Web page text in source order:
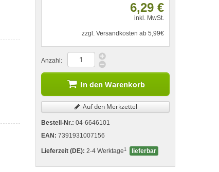
6,29 €
inkl. MwSt.
zzgl. Versandkosten ab 5,99€
Anzahl:
In den Warenkorb
Auf den Merkzettel
Bestell-Nr.: 04-6646101
EAN: 7391931007156
Lieferzeit (DE): 2-4 Werktage 1 lieferbar